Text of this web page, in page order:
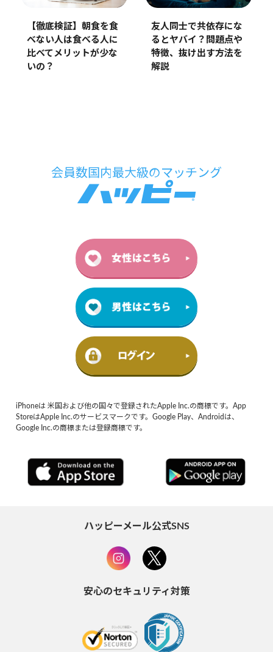
【徹底検証】朝食を食
べない人は食べる人に
比べてメリットが少な
いの？
友人同士で共依存にな
るとヤバイ？問題点や
特徴、抜け出す方法を
解説
iPhoneは 米国および他の国々で登録されたApple Inc.の商標です。App
StoreはApple Inc.のサービスマークです。Google Play、Androidは、
Google Inc.の商標または登録商標です。
ハッピーメール公式SNS
安心のセキュリティ対策